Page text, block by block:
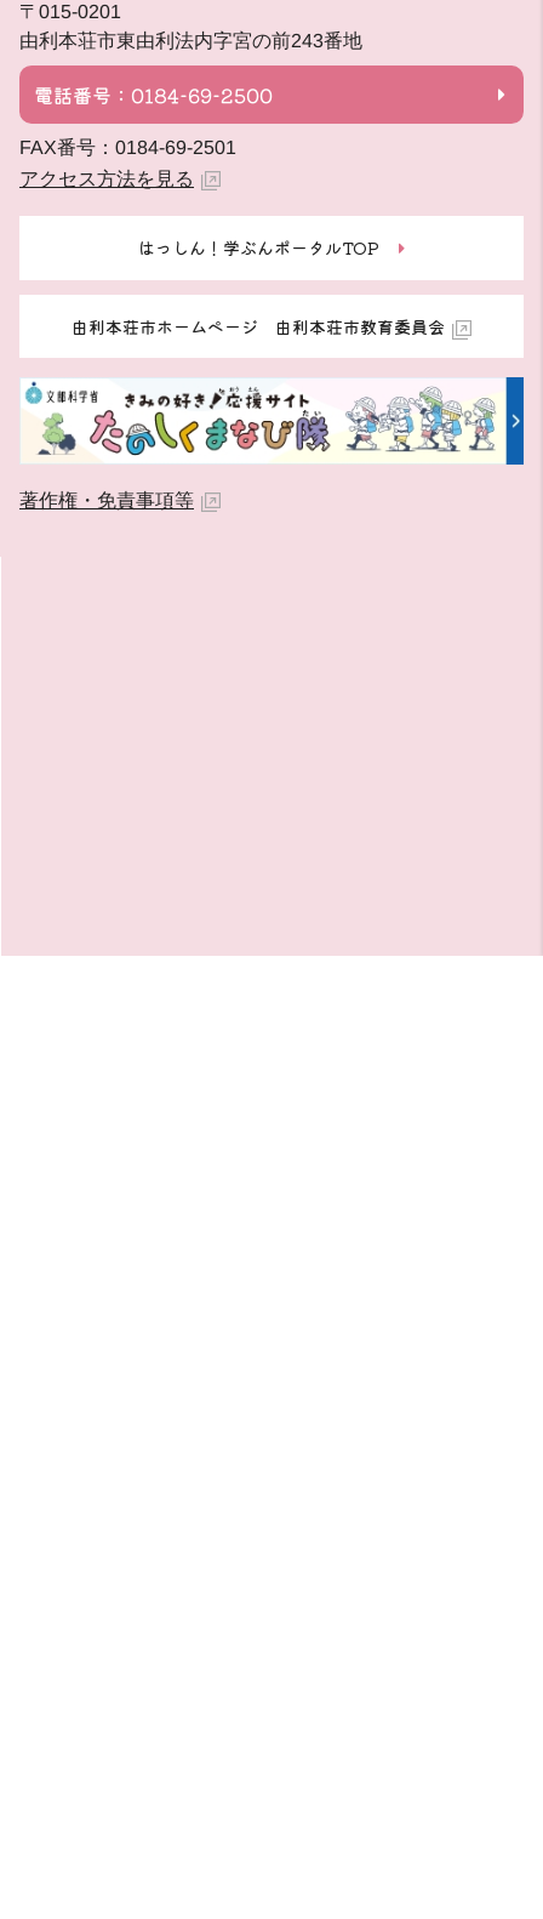
〒015-0201
由利本荘市東由利法内字宮の前243番地
電話番号：0184-69-2500
FAX番号：0184-69-2501
アクセス方法を見る
はっしん！学ぶんポータルTOP
由利本荘市ホームページ 由利本荘市教育委員会
著作権・免責事項等